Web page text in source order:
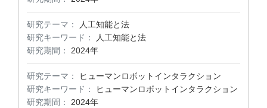
研究テーマ：
人工知能と法
研究キーワード：
人工知能と法
研究期間：
2024年
研究テーマ：
ヒューマンロボットインタラクション
研究キーワード：
ヒューマンロボットインタラクション
研究期間：
2024年